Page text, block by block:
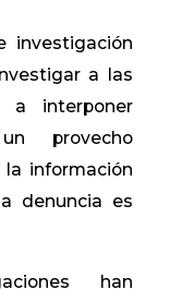
investigación
a las
a interponer
provecho
información
denuncia es
han